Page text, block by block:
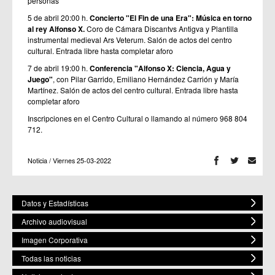
5 de abril 20:00 h. Concierto "El Fin de una Era": Música en torno
al rey Alfonso X.Coro de Cámara Discantvs Antigva y Plantilla
instrumental medieval Ars Veterum. Salón de actos del centro
cultural. Entrada libre hasta completar aforo
7 de abril 19:00 h. Conferencia "Alfonso X: Ciencia, Agua y
Juego", con Pilar Garrido, Emiliano Hernández Carrión y María
Martínez. Salón de actos del centro cultural. Entrada libre hasta
completar aforo
Inscripciones en el Centro Cultural o llamando al número 968 804
712.
Noticia / Viernes 25-03-2022
Datos y Estadísticas
Archivo audiovisual
Imagen Corporativa
Todas las noticias